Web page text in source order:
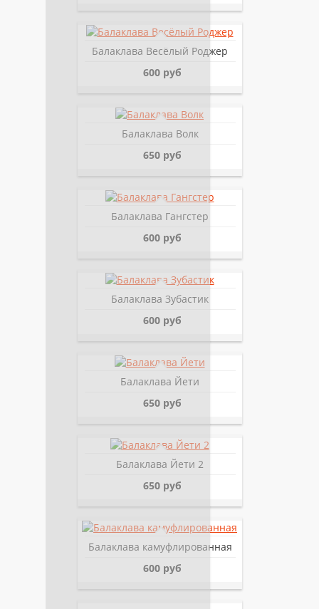
Балаклава Весёлый Роджер
600 руб
Балаклава Волк
650 руб
Балаклава Гангстер
600 руб
Балаклава Зубастик
600 руб
Балаклава Йети
650 руб
Балаклава Йети 2
650 руб
Балаклава камуфлированная
600 руб